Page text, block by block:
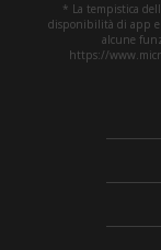
* La tempistica
disponibilità di app e
alcune
https://